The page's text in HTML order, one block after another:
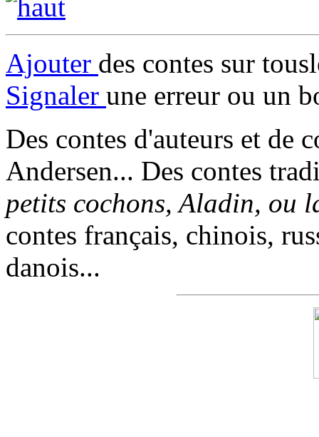
Ajouter des contes sur
Signaler une erreur ou un
Des contes d'auteurs et de
Andersen... Des contes
petits cochons, Aladin, ou
contes français, chinois,
danois...